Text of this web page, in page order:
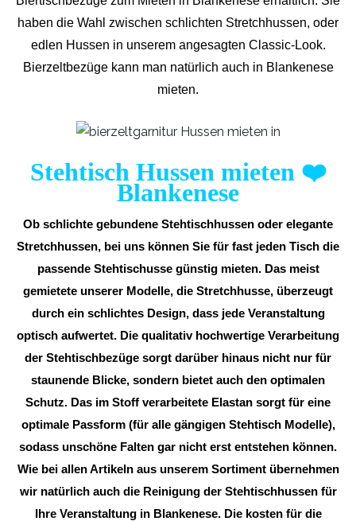
haben die Wahl zwischen schlichten Stretchhussen, oder
edlen Hussen in unserem angesagten Classic-Look.
Bierzeltbezüge kann man natürlich auch in Blankenese
mieten.
Stehtisch Hussen mieten ❤️
Blankenese
Ob schlichte gebundene Stehtischhussen oder elegante
Stretchhussen, bei uns können Sie für fast jeden Tisch die
passende Stehtischusse günstig mieten. Das meist
gemietete unserer Modelle, die Stretchhusse, überzeugt
durch ein schlichtes Design, dass jede Veranstaltung
optisch aufwertet. Die qualitativ hochwertige Verarbeitung
der Stehtischbezüge sorgt darüber hinaus nicht nur für
staunende Blicke, sondern bietet auch den optimalen
Schutz. Das im Stoff verarbeitete Elastan sorgt für eine
optimale Passform (für alle gängigen Stehtisch Modelle),
sodass unschöne Falten gar nicht erst entstehen können.
Wie bei allen Artikeln aus unserem Sortiment übernehmen
wir natürlich auch die Reinigung der Stehtischhussen für
Ihre Veranstaltung in Blankenese. Die kosten für die